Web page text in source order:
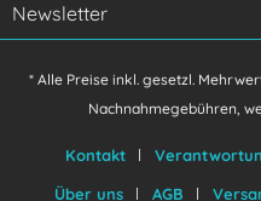
Newsletter
* Alle Preise inkl. gesetzl.
Nachnahmegebühren,
Kontakt
Über uns
AGB